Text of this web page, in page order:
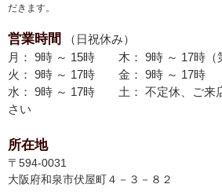
だきます。
営業時間
（日祝休み）
月： 9時 ～ 15時 木： 9時 ～ 17時（
火： 9時 ～ 17時 金： 9時 ～ 17時
水： 9時 ～ 17時 土： 不定休、ご来
さい
所在地
〒594-0031
大阪府和泉市伏屋町４－３－８２